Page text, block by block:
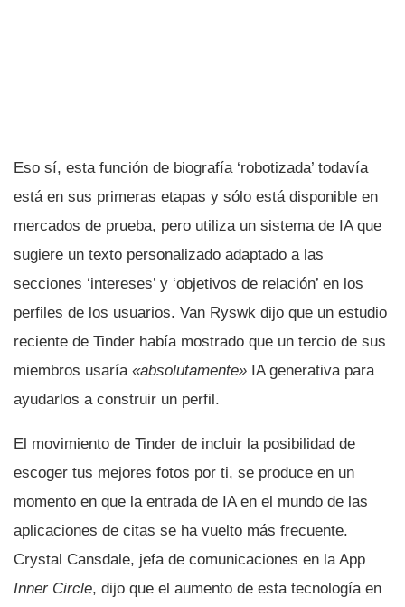
Eso sí, esta función de biografía ‘robotizada’ todavía
está en sus primeras etapas y sólo está disponible en
mercados de prueba, pero utiliza un sistema de IA que
sugiere un texto personalizado adaptado a las
secciones ‘intereses’ y ‘objetivos de relación’ en los
perfiles de los usuarios. Van Ryswk dijo que un estudio
reciente de Tinder había mostrado que un tercio de sus
miembros usaría «absolutamente» IA generativa para
ayudarlos a construir un perfil.
El movimiento de Tinder de incluir la posibilidad de
escoger tus mejores fotos por ti, se produce en un
momento en que la entrada de IA en el mundo de las
aplicaciones de citas se ha vuelto más frecuente.
Crystal Cansdale, jefa de comunicaciones en la App
Inner Circle, dijo que el aumento de esta tecnología en